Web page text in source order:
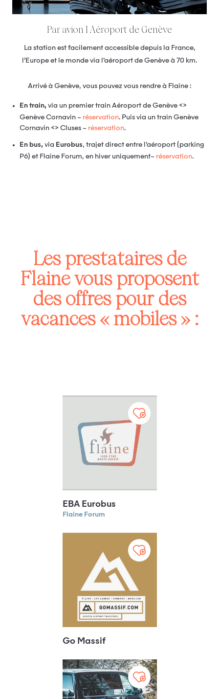
Par avion I Aéroport de Genève
La station est facilement accessible depuis la France,
l’Europe et le monde via l’aéroport de Genève à 70 km.
Arrivé à Genève, vous pouvez vous rendre à Flaine :
En train, via un premier train Aéroport de Genève <>
Genève Cornavin – réservation. Puis via un train Genève
Cornavin <> Cluses – réservation.
En bus, via Eurobus, trajet direct entre l’aéroport (parking
P6) et Flaine Forum, en hiver uniquement– réservation.
Les prestataires de
Flaine vous proposent
des offres pour des
vacances « mobiles » :
EBA Eurobus
Flaine Forum
Go Massif